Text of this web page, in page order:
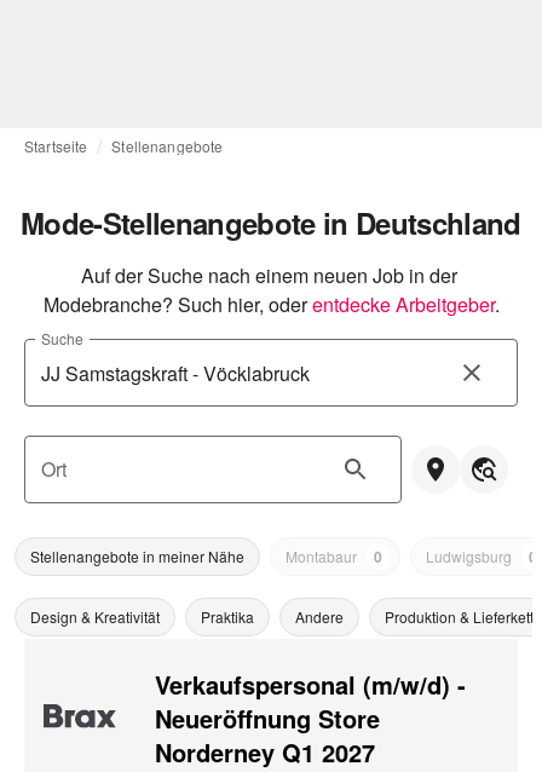
Startseite Stellenangebote
Mode-Stellenangebote in Deutschland
Auf der Suche nach einem neuen Job in der
Modebranche? Such hier, oderentdecke Arbeitgeber.
Suche
Ort
Stellenangebote in meiner Nähe Montabaur 0 Ludwigsburg 0
Design & Kreativität Praktika Andere Produktion & Lieferkette
Verkaufspersonal (m/w/d) -
Neueröffnung Store
Norderney Q1 2027